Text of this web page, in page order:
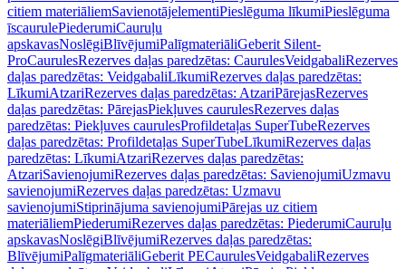
citiem materiāliemSavienotājelementiPieslēguma līkumiPieslēguma
īscaurulePiederumiCauruļu
apskavasNoslēgiBlīvējumiPalīgmateriāliGeberit Silent-
ProCaurulesRezerves daļas paredzētas: CaurulesVeidgabaliRezerves
daļas paredzētas: VeidgabaliLīkumiRezerves daļas paredzētas:
LīkumiAtzariRezerves daļas paredzētas: AtzariPārejasRezerves
daļas paredzētas: PārejasPiekļuves caurulesRezerves daļas
paredzētas: Piekļuves caurulesProfildetaļas SuperTubeRezerves
daļas paredzētas: Profildetaļas SuperTubeLīkumiRezerves daļas
paredzētas: LīkumiAtzariRezerves daļas paredzētas:
AtzariSavienojumiRezerves daļas paredzētas: SavienojumiUzmavu
savienojumiRezerves daļas paredzētas: Uzmavu
savienojumiStiprinājuma savienojumiPārejas uz citiem
materiāliemPiederumiRezerves daļas paredzētas: PiederumiCauruļu
apskavasNoslēgiBlīvējumiRezerves daļas paredzētas:
BlīvējumiPalīgmateriāliGeberit PECaurulesVeidgabaliRezerves